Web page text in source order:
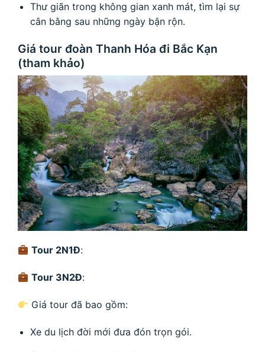
Thư giãn trong không gian xanh mát, tìm lại sự
cân bằng sau những ngày bận rộn.
Giá tour đoàn Thanh Hóa đi Bắc Kạn
(tham khảo)
Tour 2N1Đ:
Tour 3N2Đ:
Giá tour đã bao gồm:
Xe du lịch đời mới đưa đón trọn gói.